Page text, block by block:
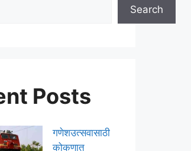
Search
Posts
गणेशउत्सवासाठी
कोकणात